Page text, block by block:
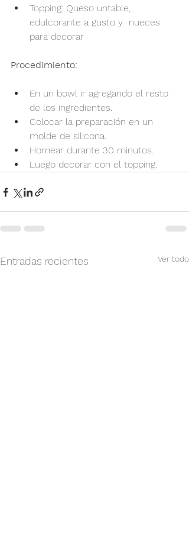
Topping: Queso untable,
edulcorante a gusto y  nueces
para decorar
Procedimiento:
En un bowl ir agregando el resto
de los ingredientes.
Colocar la preparación en un
molde de silicona.
Hornear durante 30 minutos.
Luego decorar con el topping.
Entradas recientes Ver todo